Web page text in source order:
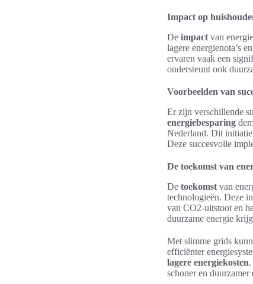
Impact op
De impact van
lagere energienota’s
ervaren vaak een
ondersteunt ook
Voorbeelden van
Er zijn verschillende
energiebesparing
Nederland. Dit
Deze succesvolle
De toekomst van
De toekomst van
technologieën. Deze
van CO2-uitstoot en
duurzame energie
Met slimme grids
efficiënter
lagere energiekosten
schoner en duurzamer